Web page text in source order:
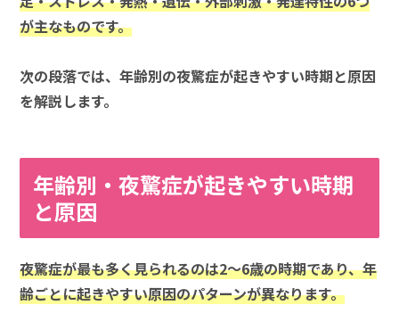
が主なものです。
次の段落では、年齢別の夜驚症が起きやすい時期と原因
を解説します。
年齢別・夜驚症が起きやすい時期
と原因
夜驚症が最も多く見られるのは2〜6歳の時期であり、年
齢ごとに起きやすい原因のパターンが異なります。